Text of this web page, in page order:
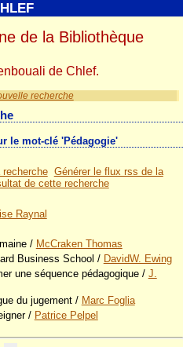
recherche
le mot-clé 'Pédagogie'
Générer le flux rss de la
de cette recherche
Raynal
/ McCraken Thomas
Business School / DavidW. Ewing
une séquence pédagogique/ J.
du jugement/ Marc Foglia
/ Patrice Pelpel
de la Bibliothèque
de Chlef.